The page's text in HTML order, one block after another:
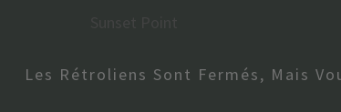
Les Rétroliens Sont Fermés, Mais